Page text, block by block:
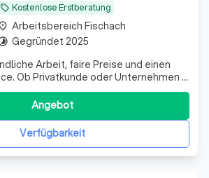
local_offer Kostenlose Erstberatung
Arbeit, faire Preise und einen
Ob Privatkunde oder Unternehmen –
Reinigungslösungen, die
abgestimmt sind\. Unsere
- Praxis
Verfügbarkeit
Angebot
Arbeitsbereich Fischach
Gegründet 2025